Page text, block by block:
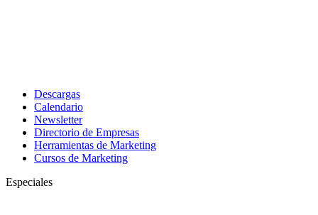
Descargas
Calendario
Newsletter
Directorio de Empresas
Herramientas de Marketing
Cursos de Marketing
Especiales